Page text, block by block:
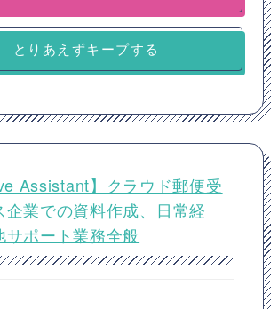
とりあえずキープする
Assistant】クラウド郵便受
企業での資料作成、日常経
サポート業務全般